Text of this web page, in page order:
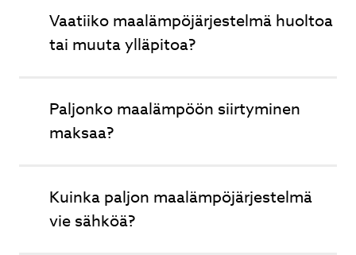
Vaatiiko maalämpöjärjestelmä huoltoa
tai muuta ylläpitoa?
Paljonko maalämpöön siirtyminen
maksaa?
Kuinka paljon maalämpöjärjestelmä
vie sähköä?
Lähetä
kehua. Olemme todella tyytyväisiä Solvesin
asentajaan. Sari ja Jari Väätänen